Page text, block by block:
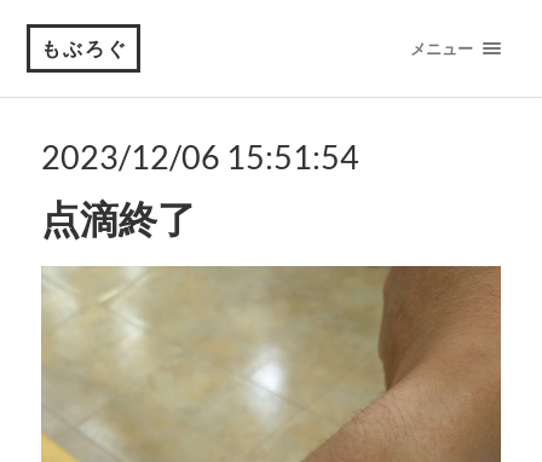
もぶろぐ メニュー
2023/12/06 15:51:54
点滴終了